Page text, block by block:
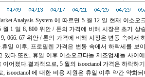
Analysis System 에 따르면 5 월 12 일 현재 이소오
월 1 일 8, 800 위안 / 톤의 가격에 비해 시장은 초기 상
066. 67 위안 / 톤의 가격에 비해 시장은 변동 속에서
휴일 이후, 프로필렌 가격은 변동 속에서 하락세를 보
있다.또한, 휴일 이후 이소오크타놀 제조업체들 사이
이어졌다.결과적으로, 5 월의 isooctanol 가격은 하락하
, isooctanol 에 대한 비용 지원은 휴일 이후 약간 약화